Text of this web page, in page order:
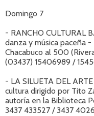
Domingo 7
- RANCHO CULTURAL
danza y música paceña
Chacabuco al 500
(03437) 15406989 /
- LA SILUETA DEL
cultura dirigido por Tito
autoría en la Biblioteca
3437 433527 / 3437